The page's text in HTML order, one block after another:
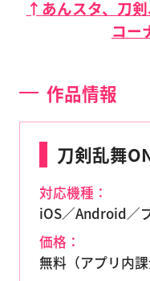
↑あんスタ、刀
コー
作品情報
刀剣乱舞
対応機種：
iOS／Android／
価格：
無料（アプリ内課